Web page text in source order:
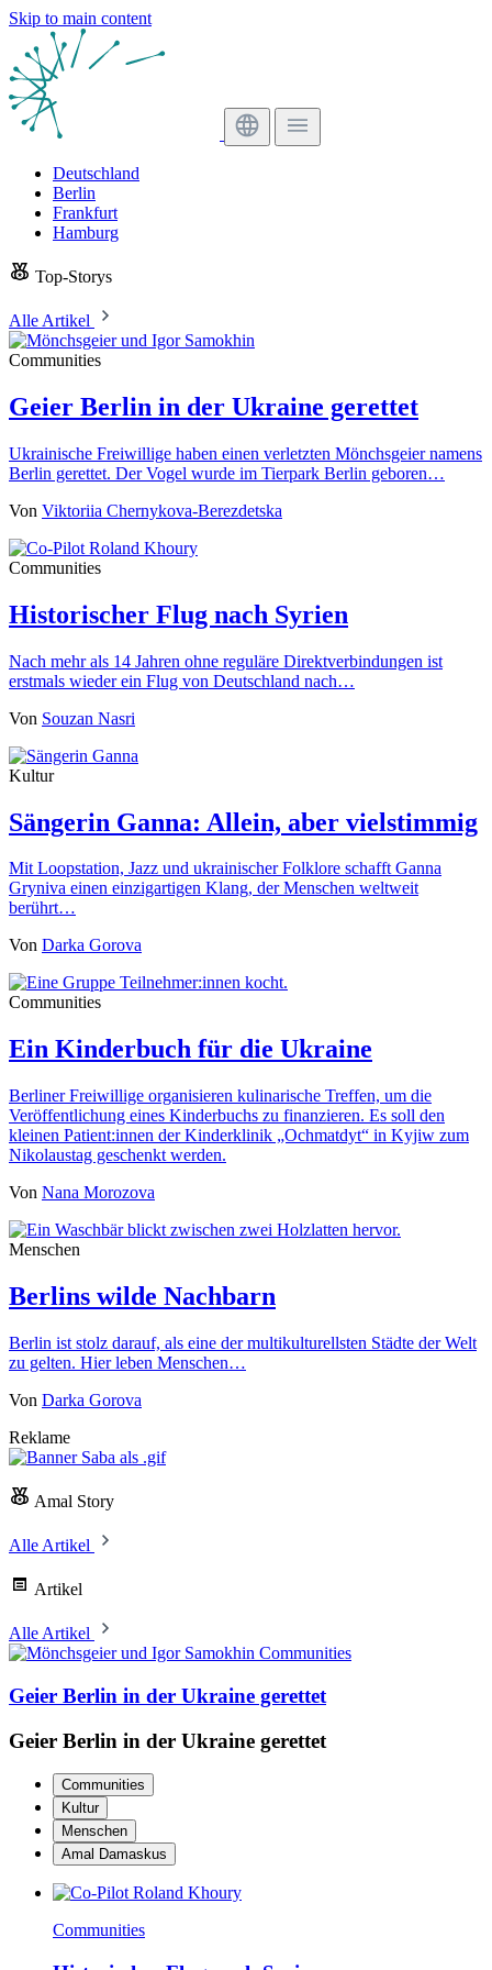
Skip to main content
Deutschland
Berlin
Frankfurt
Hamburg
Top-Storys
Alle Artikel
Communities
Geier Berlin in der Ukraine gerettet
Ukrainische Freiwillige haben einen verletzten Mönchsgeier namens
Berlin gerettet. Der Vogel wurde im Tierpark Berlin geboren…
Von Viktoriia Chernykova-Berezdetska
Communities
Historischer Flug nach Syrien
Nach mehr als 14 Jahren ohne reguläre Direktverbindungen ist
erstmals wieder ein Flug von Deutschland nach…
Von Souzan Nasri
Kultur
Sängerin Ganna: Allein, aber vielstimmig
Mit Loopstation, Jazz und ukrainischer Folklore schafft Ganna
Gryniva einen einzigartigen Klang, der Menschen weltweit
berührt…
Von Darka Gorova
Communities
Ein Kinderbuch für die Ukraine
Berliner Freiwillige organisieren kulinarische Treffen, um die
Veröffentlichung eines Kinderbuchs zu finanzieren. Es soll den
kleinen Patient:innen der Kinderklinik „Ochmatdyt“ in Kyjiw zum
Nikolaustag geschenkt werden.
Von Nana Morozova
Menschen
Berlins wilde Nachbarn
Berlin ist stolz darauf, als eine der multikulturellsten Städte der Welt
zu gelten. Hier leben Menschen…
Von Darka Gorova
Reklame
Amal Story
Alle Artikel
Artikel
Alle Artikel
Communities
Geier Berlin in der Ukraine gerettet
Geier Berlin in der Ukraine gerettet
Communities
Kultur
Menschen
Amal Damaskus
Communities